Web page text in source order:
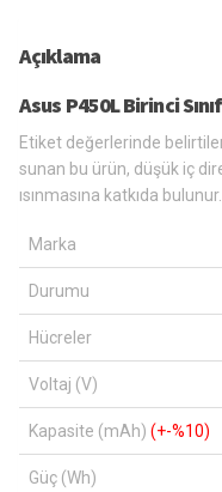
Açıklama
Asus P450L Birinci
Etiket değerlerinde
sunan bu ürün, düşük iç
ısınmasına katkıda bulunur.
Marka
Durumu
Hücreler
Voltaj (V)
Kapasite (mAh) (+-%10)
Güç (Wh)